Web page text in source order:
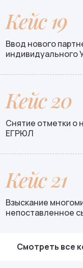
Кейс 19
Ввод нового
индивидуального
Кейс 20
Снятие отметки о
ЕГРЮЛ
Кейс 21
Взыскание
непоставленное
Смотреть все